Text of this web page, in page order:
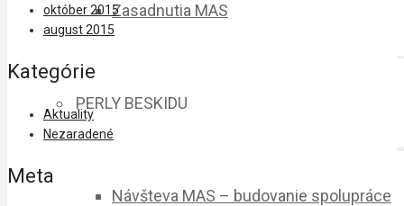
Zasadnutia MAS
PERLY BESKIDU
Návšteva MAS – budovanie spolupráce
október 2015
august 2015
Kategórie
Aktuality
Nezaradené
Meta